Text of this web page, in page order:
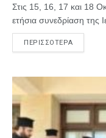
Στις 15, 16, 17 και 18
ετήσια συνεδρίαση της
ΠΕΡΙΣΣΟΤΕΡΑ